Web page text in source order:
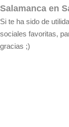
Salamanca en
Si te ha sido de
sociales favoritas,
gracias ;)